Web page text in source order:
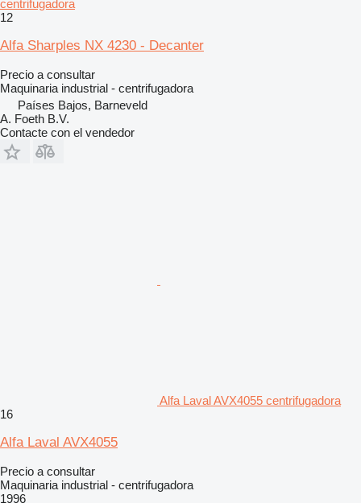
centrifugadora
12
Alfa Sharples NX 4230 - Decanter
Precio a consultar
Maquinaria industrial - centrifugadora
Países Bajos, Barneveld
A. Foeth B.V.
Contacte con el vendedor
Alfa Laval AVX4055 centrifugadora
16
Alfa Laval AVX4055
Precio a consultar
Maquinaria industrial - centrifugadora
1996